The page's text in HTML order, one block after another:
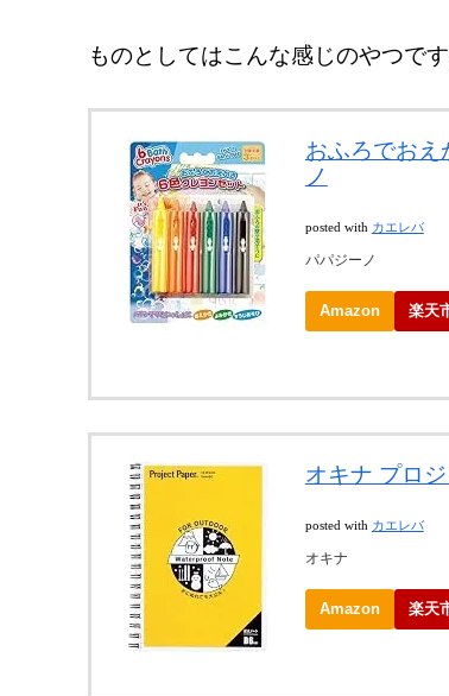
ものとしてはこんな感じのやつです
おふろでおえ
ノ
posted with カエレバ
パパジーノ
Amazon 楽天
オキナ プロ
posted with カエレバ
オキナ
Amazon 楽天